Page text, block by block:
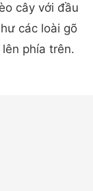
cây với đầu
các loài gõ
phía trên.